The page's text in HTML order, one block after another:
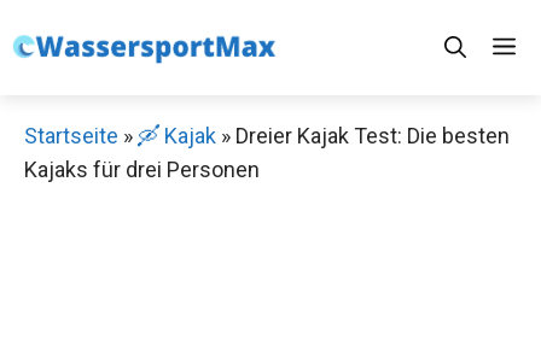
Inhalt
Startseite » 🛶 Kajak » Dreier Kajak Test: Die besten
Kajaks für drei Personen